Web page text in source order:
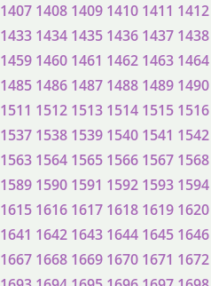
1407 1408 1409 1410 1411 1412
1433 1434 1435 1436 1437 1438
1459 1460 1461 1462 1463 1464
1485 1486 1487 1488 1489 1490
1511 1512 1513 1514 1515 1516
1537 1538 1539 1540 1541 1542
1563 1564 1565 1566 1567 1568
1589 1590 1591 1592 1593 1594
1615 1616 1617 1618 1619 1620
1641 1642 1643 1644 1645 1646
1667 1668 1669 1670 1671 1672